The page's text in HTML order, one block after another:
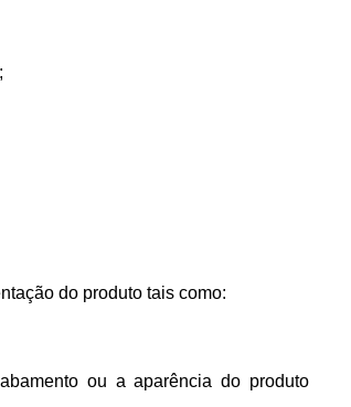
do produto tais como:
ou a aparência do produto